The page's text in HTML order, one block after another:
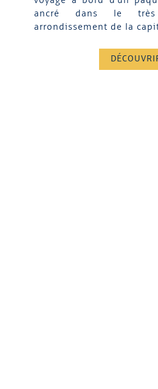
ancré dans le
arrondissement de la